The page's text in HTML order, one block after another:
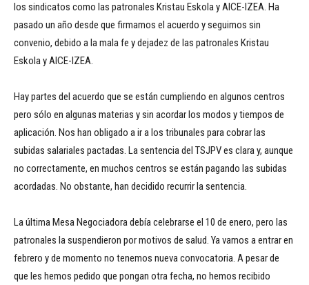
los sindicatos como las patronales Kristau Eskola y AICE-IZEA. Ha
pasado un año desde que firmamos el acuerdo y seguimos sin
convenio, debido a la mala fe y dejadez de las patronales Kristau
Eskola y AICE-IZEA.
Hay partes del acuerdo que se están cumpliendo en algunos centros
pero sólo en algunas materias y sin acordar los modos y tiempos de
aplicación. Nos han obligado a ir a los tribunales para cobrar las
subidas salariales pactadas. La sentencia del TSJPV es clara y, aunque
no correctamente, en muchos centros se están pagando las subidas
acordadas. No obstante, han decidido recurrir la sentencia.
La última Mesa Negociadora debía celebrarse el 10 de enero, pero las
patronales la suspendieron por motivos de salud. Ya vamos a entrar en
febrero y de momento no tenemos nueva convocatoria. A pesar de
que les hemos pedido que pongan otra fecha, no hemos recibido